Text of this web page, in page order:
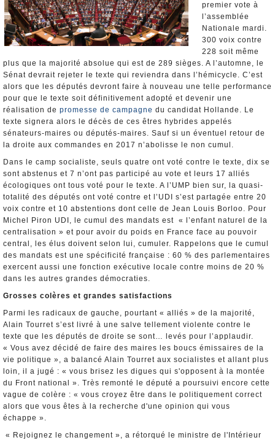
premier vote à
l’assemblée
Nationale mardi.
300 voix contre
228 soit même
plus que la majorité absolue qui est de 289 sièges. A l’automne, le
Sénat devrait rejeter le texte qui reviendra dans l’hémicycle. C’est
alors que les députés devront faire à nouveau une telle performance
pour que le texte soit définitivement adopté et devenir une
réalisation de promesse de campagne du candidat Hollande. Le
texte signera alors le décès de ces êtres hybrides appelés
sénateurs-maires ou députés-maires. Sauf si un éventuel retour de
la droite aux commandes en 2017 n’abolisse le non cumul.
Dans le camp socialiste, seuls quatre ont voté contre le texte, dix se
sont abstenus et 7 n’ont pas participé au vote et leurs 17 alliés
écologiques ont tous voté pour le texte. A l’UMP bien sur, la quasi-
totalité des députés ont voté contre et l’UDI s’est partagée entre 20
voix contre et 10 abstentions dont celle de Jean Louis Borloo. Pour
Michel Piron UDI, le cumul des mandats est « l’enfant naturel de la
centralisation » et pour avoir du poids en France face au pouvoir
central, les élus doivent selon lui, cumuler. Rappelons que le cumul
des mandats est une spécificité française : 60 % des parlementaires
exercent aussi une fonction exécutive locale contre moins de 20 %
dans les autres grandes démocraties.
Grosses colères et grandes satisfactions
Parmi les radicaux de gauche, pourtant « alliés » de la majorité,
Alain Tourret s’est livré à une salve tellement violente contre le
texte que les députés de droite se sont… levés pour l’applaudir.
« Vous avez décidé de faire des maires les boucs émissaires de la
vie politique », a balancé Alain Tourret aux socialistes et allant plus
loin, il a jugé : « vous brisez les digues qui s'opposent à la montée
du Front national ». Très remonté le député a poursuivi encore cette
vague de colère : « vous croyez être dans le politiquement correct
alors que vous êtes à la recherche d'une opinion qui vous
échappe ».
« Rejoignez le changement », a rétorqué le ministre de l'Intérieur